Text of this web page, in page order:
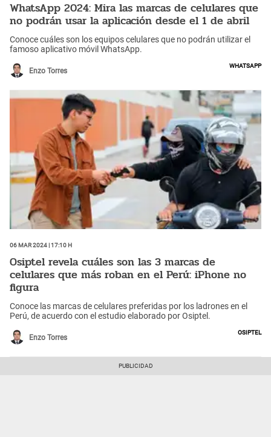
WhatsApp 2024: Mira las marcas de celulares que
no podrán usar la aplicación desde el 1 de abril
Conoce cuáles son los equipos celulares que no podrán utilizar el
famoso aplicativo móvil WhatsApp.
Enzo Torres
WhatsApp
06 Mar 2024 | 17:10 h
Osiptel revela cuáles son las 3 marcas de
celulares que más roban en el Perú: iPhone no
figura
Conoce las marcas de celulares preferidas por los ladrones en el
Perú, de acuerdo con el estudio elaborado por Osiptel.
Enzo Torres
Osiptel